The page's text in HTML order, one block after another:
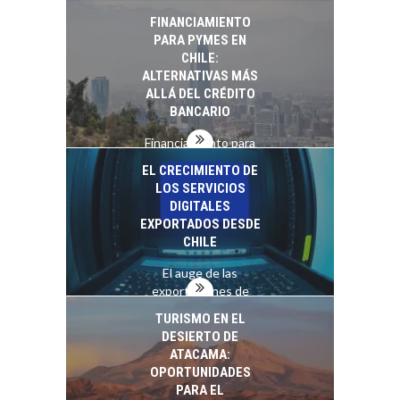
FINANCIAMIENTO
PARA PYMES EN
CHILE:
ALTERNATIVAS MÁS
ALLÁ DEL CRÉDITO
BANCARIO
Financiamiento para
pymes en Chile:
alternativas que
trascienden el
crédito…
EL CRECIMIENTO DE
LOS SERVICIOS
DIGITALES
EXPORTADOS DESDE
CHILE
El auge de las
exportaciones de
Chile:…
TURISMO EN EL
DESIERTO DE
ATACAMA:
OPORTUNIDADES
PARA EL